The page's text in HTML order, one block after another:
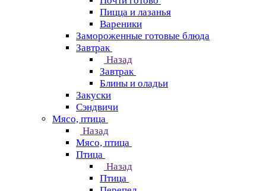
Пицца и лазанья
Вареники
Замороженные готовые блюда
Завтрак
Назад
Завтрак
Блины и оладьи
Закуски
Сэндвичи
Мясо, птица
Назад
Мясо, птица
Птица
Назад
Птица